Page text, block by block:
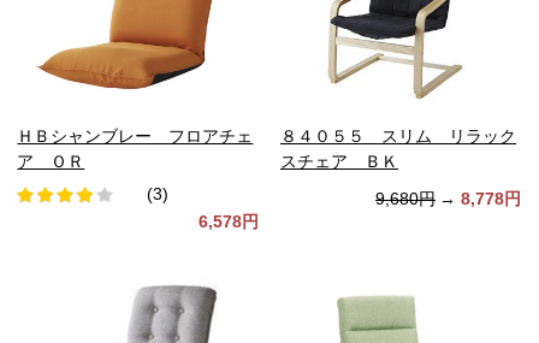
ＨＢシャンブレー フロアチェ
ア ＯＲ
(3)
6,578円
８４０５５ スリム リラック
スチェア ＢＫ
9,680円 → 8,778円